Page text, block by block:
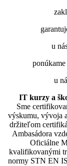
u
u
IT kurzy a
Sme
výskumu, vývoja
držiteľom
Ambasádora
Oficiálne
kvalifikovanými
normy STN EN